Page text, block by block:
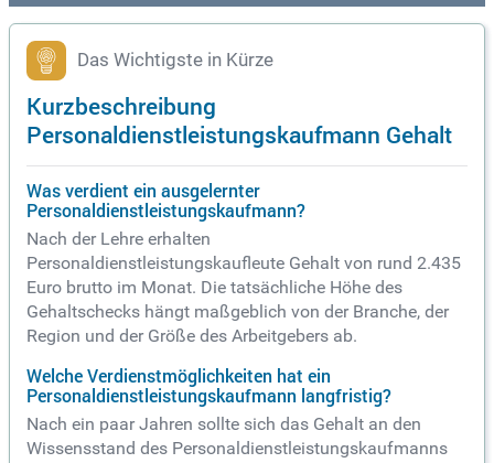
Das Wichtigste in Kürze
Kurzbeschreibung
Personaldienstleistungskaufmann Gehalt
Was verdient ein ausgelernter
Personaldienstleistungskaufmann?
Nach der Lehre erhalten
Personaldienstleistungskaufleute Gehalt von rund 2.435
Euro brutto im Monat. Die tatsächliche Höhe des
Gehaltschecks hängt maßgeblich von der Branche, der
Region und der Größe des Arbeitgebers ab.
Welche Verdienstmöglichkeiten hat ein
Personaldienstleistungskaufmann langfristig?
Nach ein paar Jahren sollte sich das Gehalt an den
Wissensstand des Personaldienstleistungskaufmanns